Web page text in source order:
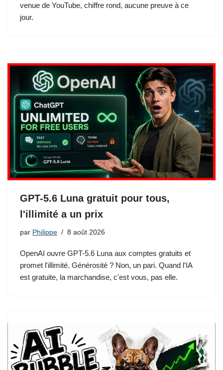
venue de YouTube, chiffre rond, aucune preuve à ce
jour.
GPT-5.6 Luna gratuit pour tous,
l'illimité a un prix
par Philippe 8 août 2026
OpenAI ouvre GPT-5.6 Luna aux comptes gratuits et
promet l'illimité. Générosité ? Non, un pari. Quand l'IA
est gratuite, la marchandise, c'est vous, pas elle.